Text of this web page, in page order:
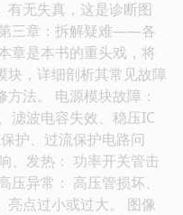
有无失真，这是诊断图
三章：拆解疑难——各
章是本书的重头戏，将
块，详细剖析其常见故障
法。 电源模块故障：
滤波电容失效、稳压IC
护、过流保护电路问
、发热： 功率开关管击
压异常： 高压管损坏、
亮点过小或过大。 图像